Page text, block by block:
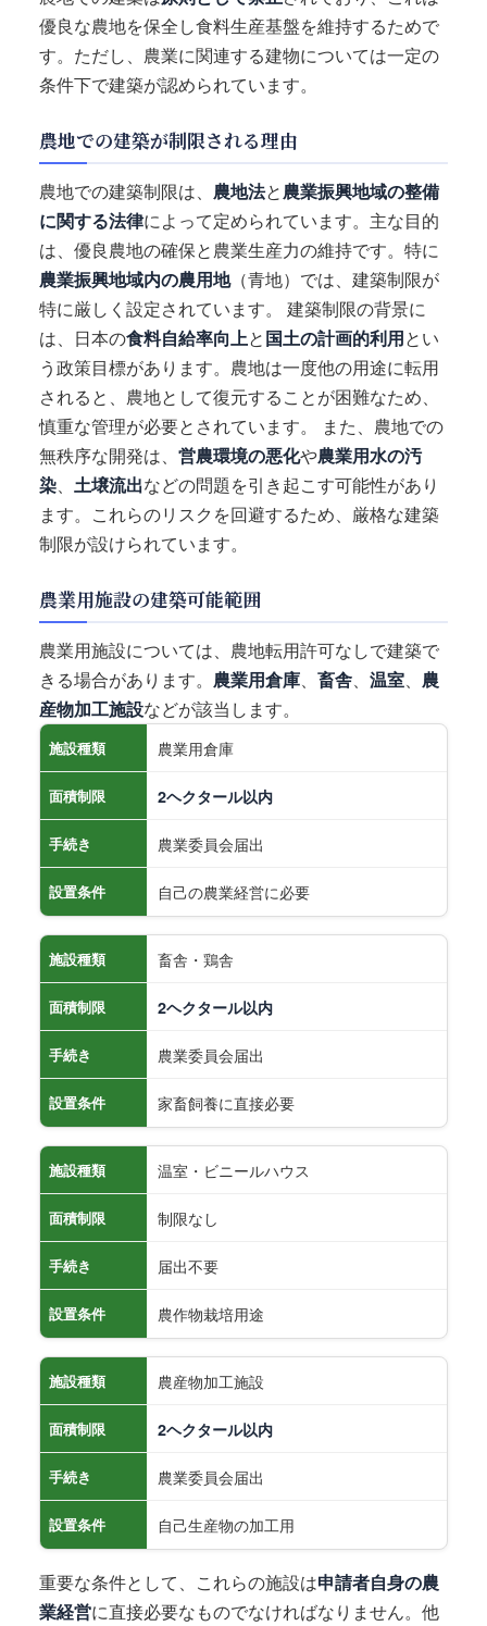
優良な農地を保全し食料生産基盤を維持するためで
す。ただし、農業に関連する建物については一定の
条件下で建築が認められています。
農地での建築が制限される理由
農地での建築制限は、 農地法と農業振興地域の整備
に関する法律によって定められています。主な目的
は、優良農地の確保と農業生産力の維持です。特に
農業振興地域内の農用地（青地）では、建築制限が
特に厳しく設定されています。 建築制限の背景に
は、日本の食料自給率向上と国土の計画的利用とい
う政策目標があります。農地は一度他の用途に転用
されると、農地として復元することが困難なため、
慎重な管理が必要とされています。 また、農地での
無秩序な開発は、 営農環境の悪化や農業用水の汚
染、 土壌流出などの問題を引き起こす可能性があり
ます。これらのリスクを回避するため、厳格な建築
制限が設けられています。
農業用施設の建築可能範囲
農業用施設については、農地転用許可なしで建築で
きる場合があります。 農業用倉庫、 畜舎、 温室、 農
産物加工施設などが該当します。
施設種類 農業用倉庫
面積制限 2ヘクタール以内
手続き 農業委員会届出
設置条件 自己の農業経営に必要
施設種類 畜舎・鶏舎
面積制限 2ヘクタール以内
手続き 農業委員会届出
設置条件 家畜飼養に直接必要
施設種類 温室・ビニールハウス
面積制限 制限なし
手続き 届出不要
設置条件 農作物栽培用途
施設種類 農産物加工施設
面積制限 2ヘクタール以内
手続き 農業委員会届出
設置条件 自己生産物の加工用
重要な条件として、これらの施設は申請者自身の農
業経営に直接必要なものでなければなりません。他